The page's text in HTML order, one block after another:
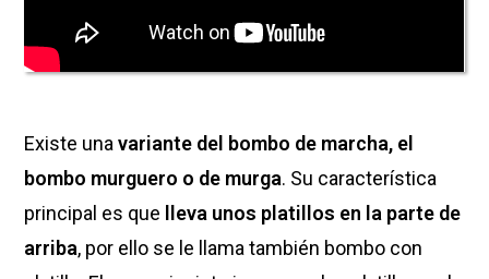
Existe una variante del bombo de marcha, el
bombo murguero o de murga. Su característica
principal es que lleva unos platillos en la parte de
arriba, por ello se le llama también bombo con